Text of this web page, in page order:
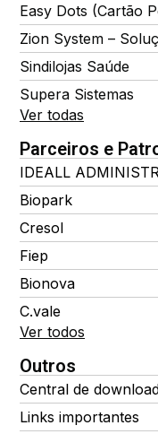
Easy Dots (Cartão
Zion System –
Sindilojas Saúde
Supera Sistemas
Ver todas
Parceiros e
Biopark
Cresol
Fiep
Bionova
C.vale
Ver todos
Outros
Central de
Links importantes